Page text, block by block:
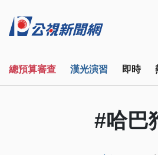
總預算審查 漢光演習 即時
#哈巴